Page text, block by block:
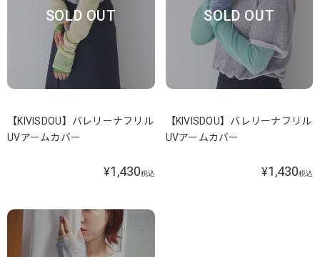
SOLD OUT
【KIVISDOU】バレリーナフリル
UVアームカバー
¥1,430税込
SOLD OUT
【KIVISDOU】バレリーナフリル
UVアームカバー
¥1,430税込